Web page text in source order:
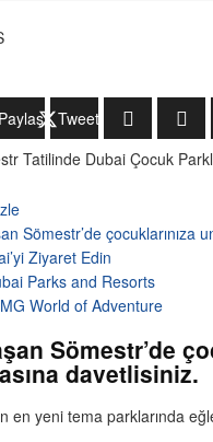
Paylaş Tweetle
Sömestr’de çocuklarınıza
Ziyaret Edin
Parks and Resorts
World of Adventure
Sömestr’de
davetlisiniz.
en yeni tema parklarında